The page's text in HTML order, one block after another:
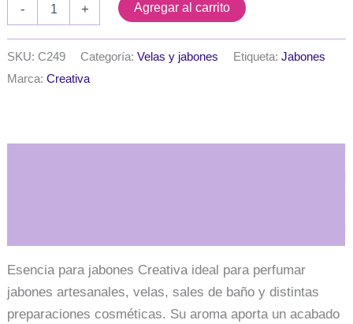
-
x10ml.
-
+ Agregar al carrito
SKU:C249 Categoría:Velas y jabones Etiqueta:Jabones
Marca:Creativa
Esencia para jabones Creativa ideal para perfumar
jabones artesanales, velas, sales de baño y distintas
preparaciones cosméticas. Su aroma aporta un acabado